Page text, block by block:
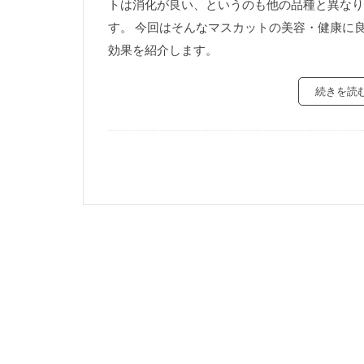
トは消化が良い、というのも他の品種と異な
す。 今回はそんなマスカットの美容・健康に
効果を紹介します。
続きを読